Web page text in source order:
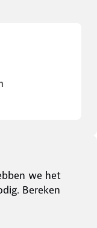
we het
Bereken